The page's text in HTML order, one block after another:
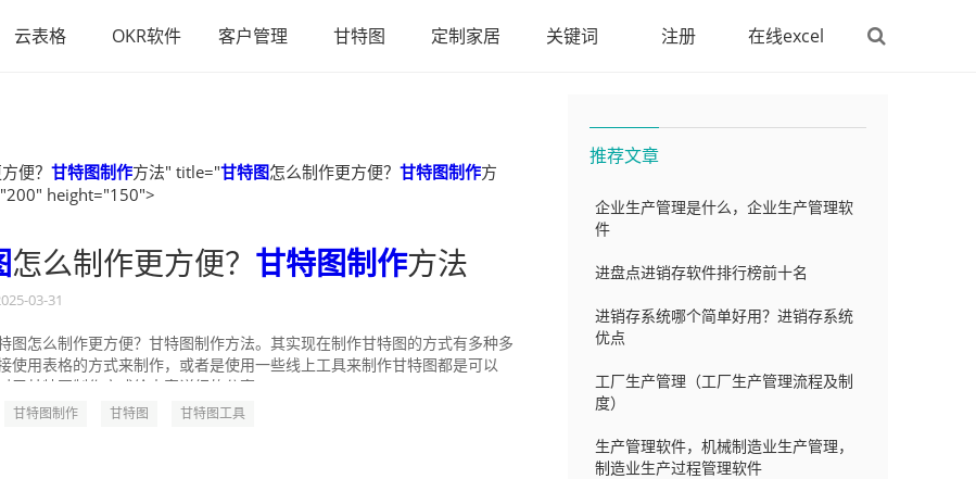
云表格 OKR软件 客户管理 甘特图 定制家居 关键词 注册 在线excel
便？ 甘特图制作方法" title="甘特图怎么制作更方便？ 甘特图制作方
height="150">
怎么制作更方便？ 甘特图制作方法
03-31
图怎么制作更方便？甘特图制作方法。其实现在制作甘特图的方式有多种多
使用表格的方式来制作，或者是使用一些线上工具来制作甘特图都是可以
甘特图制作 甘特图 甘特图工具
推荐文章
企业生产管理是什么，企业生产管理软
件
进盘点进销存软件排行榜前十名
进销存系统哪个简单好用？进销存系统
优点
工厂生产管理（工厂生产管理流程及制
度）
生产管理软件，机械制造业生产管理，
制造业生产过程管理软件